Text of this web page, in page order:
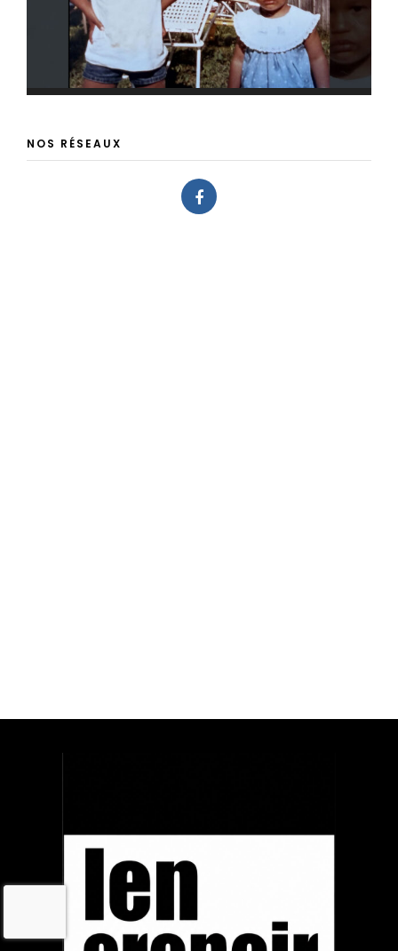
NOS RÉSEAUX